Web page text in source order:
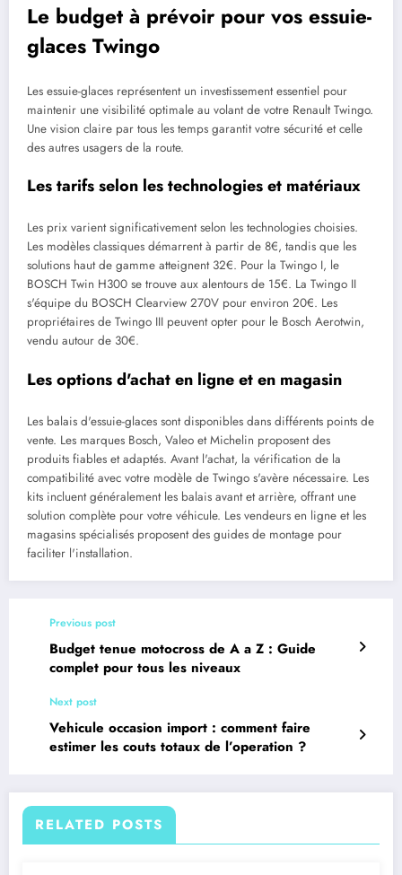
Le budget à prévoir pour vos essuie-
glaces Twingo
Les essuie-glaces représentent un investissement essentiel pour
maintenir une visibilité optimale au volant de votre Renault Twingo.
Une vision claire par tous les temps garantit votre sécurité et celle
des autres usagers de la route.
Les tarifs selon les technologies et matériaux
Les prix varient significativement selon les technologies choisies.
Les modèles classiques démarrent à partir de 8€, tandis que les
solutions haut de gamme atteignent 32€. Pour la Twingo I, le
BOSCH Twin H300 se trouve aux alentours de 15€. La Twingo II
s'équipe du BOSCH Clearview 270V pour environ 20€. Les
propriétaires de Twingo III peuvent opter pour le Bosch Aerotwin,
vendu autour de 30€.
Les options d'achat en ligne et en magasin
Les balais d'essuie-glaces sont disponibles dans différents points de
vente. Les marques Bosch, Valeo et Michelin proposent des
produits fiables et adaptés. Avant l'achat, la vérification de la
compatibilité avec votre modèle de Twingo s'avère nécessaire. Les
kits incluent généralement les balais avant et arrière, offrant une
solution complète pour votre véhicule. Les vendeurs en ligne et les
magasins spécialisés proposent des guides de montage pour
faciliter l'installation.
Previous post
Budget tenue motocross de A a Z : Guide
complet pour tous les niveaux
Next post
Vehicule occasion import : comment faire
estimer les couts totaux de l’operation ?
RELATED POSTS